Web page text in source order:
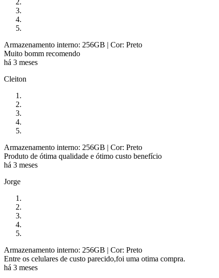
Armazenamento interno: 256GB | Cor: Preto
Muito bomm recomendo
há 3 meses
Cleiton
Armazenamento interno: 256GB | Cor: Preto
Produto de ótima qualidade e ótimo custo benefício
há 3 meses
Jorge
Armazenamento interno: 256GB | Cor: Preto
Entre os celulares de custo parecido,foi uma otima compra.
há 3 meses